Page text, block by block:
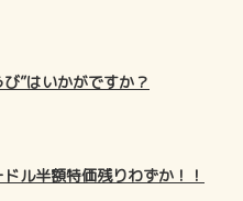
”はいかがですか？
ル半額特価残りわずか！！